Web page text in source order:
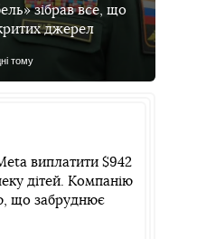
зібрав все, що
джерел
тому
виплатити $942
дітей. Компанію
що забруднює